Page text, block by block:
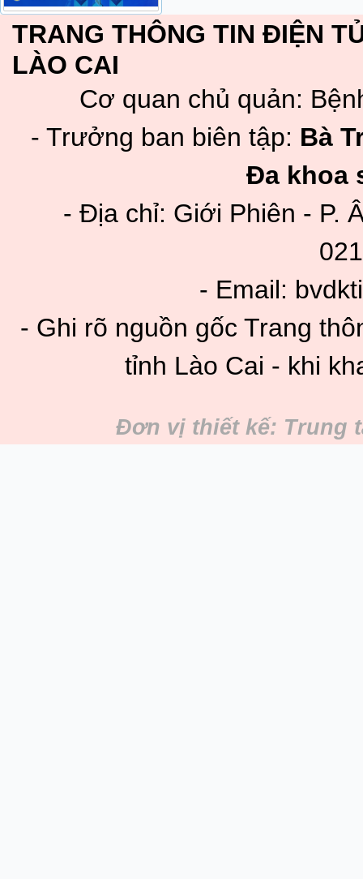
TRANG THÔNG TIN ĐIỆN
LÀO CAI
Cơ quan chủ quản:
- Trưởng ban biên tập: Bà
Đa khoa
- Địa chỉ: Giới Phiên - P.
- Email:
- Ghi rõ nguồn gốc Trang
tỉnh Lào Cai - khi
Đơn vị thiết kế: Trung